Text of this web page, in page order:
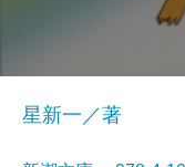
星新一／著